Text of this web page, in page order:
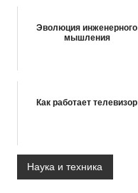
Эволюция инженерного
мышления
Как работает телевизор
Наука и техника